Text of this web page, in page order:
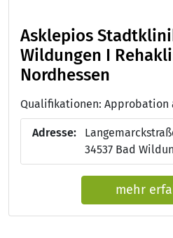
Asklepios
Wildungen I
Nordhessen
Adresse:
34537 Bad
mehr